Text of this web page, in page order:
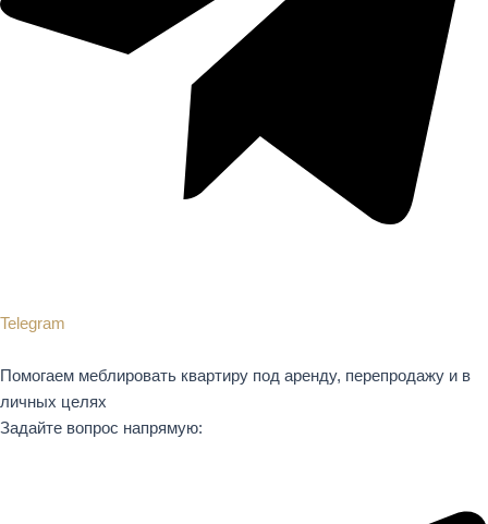
Telegram
Помогаем меблировать квартиру под аренду, перепродажу и в
личных целях
Задайте вопрос напрямую: